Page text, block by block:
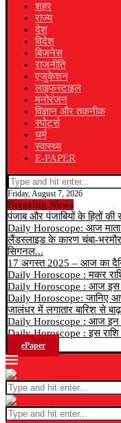
शहर
राज्य
देश
विदेश
बिजनेस
राजनीति
एजुकेशन
लाइफस्टाइल
मनोरंजन
विज्ञान और तकनीक
स्पोर्ट्स
धर्म
स्वास्थ्य
E-PAPER
Friday, August 7, 2026
Breaking News
पंजाब और पंजाबियों के हितों की
Daily Horoscope: आज माता
लैंडस्लाइड के कारण चंबा-भरमौर
सिगनल...
17 अगस्त 2025 – आज का
Daily Horoscope : मकर
Daily Horoscope : आज इस
Daily Horoscope: जानिए
जालंधर में लगातार बारिश से
Daily Horoscope : आज इन
Daily Horoscope : इस
ePaper